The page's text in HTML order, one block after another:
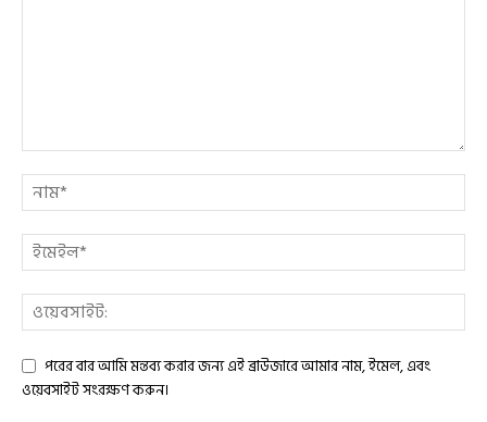
পরের বার আমি মন্তব্য করার জন্য এই ব্রাউজারে আমার নাম, ইমেল, এবং
ওয়েবসাইট সংরক্ষণ করুন।